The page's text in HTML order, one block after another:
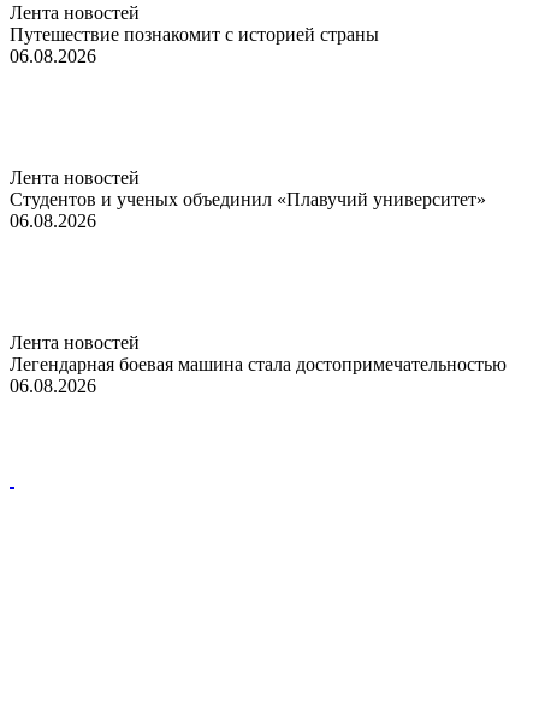
Лента новостей
Путешествие познакомит с историей страны
06.08.2026
Лента новостей
Студентов и ученых объединил «Плавучий университет»
06.08.2026
Лента новостей
Легендарная боевая машина стала достопримечательностью
06.08.2026